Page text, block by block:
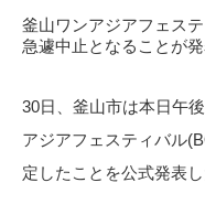
釜山ワンアジアフェス
急遽中止となることが発
30日、釜山市は本日午
アジアフェスティバル
定したことを公式発表し